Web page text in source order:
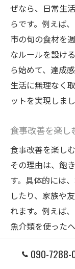
ぜなら、日常生
らです。例えば
市の旬の食材を
なルールを設け
ら始めて、達成
生活に無理なく
ットを実現しまし
食事改善を楽し
食事改善を楽し
その理由は、飽
す。具体的には
したり、家族や
れます。例えば
魚介類を使った
う。こうした新
維持につながり
090-7288-